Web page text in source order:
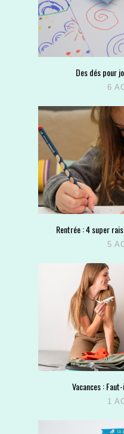
Des dés pour
6
Rentrée : 4 super
5
Vacances :
1